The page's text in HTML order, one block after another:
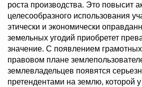
роста производства. Это повысит
целесообразного использования
этически и экономически
земельных угодий приобретет
значение. С появлением
правовом плане
землевладельцев появятся
претендентами на землю,